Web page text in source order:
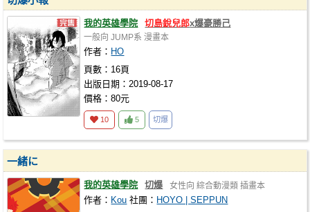
我的英雄學院 切島銳兒郎x爆豪勝己
一般向 JUMP系 漫畫本
作者： HO
頁數：16頁
出版日期：2019-08-17
價格：80元
10 5 切爆
一緒に
我的英雄學院 切爆 女性向 綜合動漫類 插畫本
作者： Kou 社團： HOYO | SEPPUN